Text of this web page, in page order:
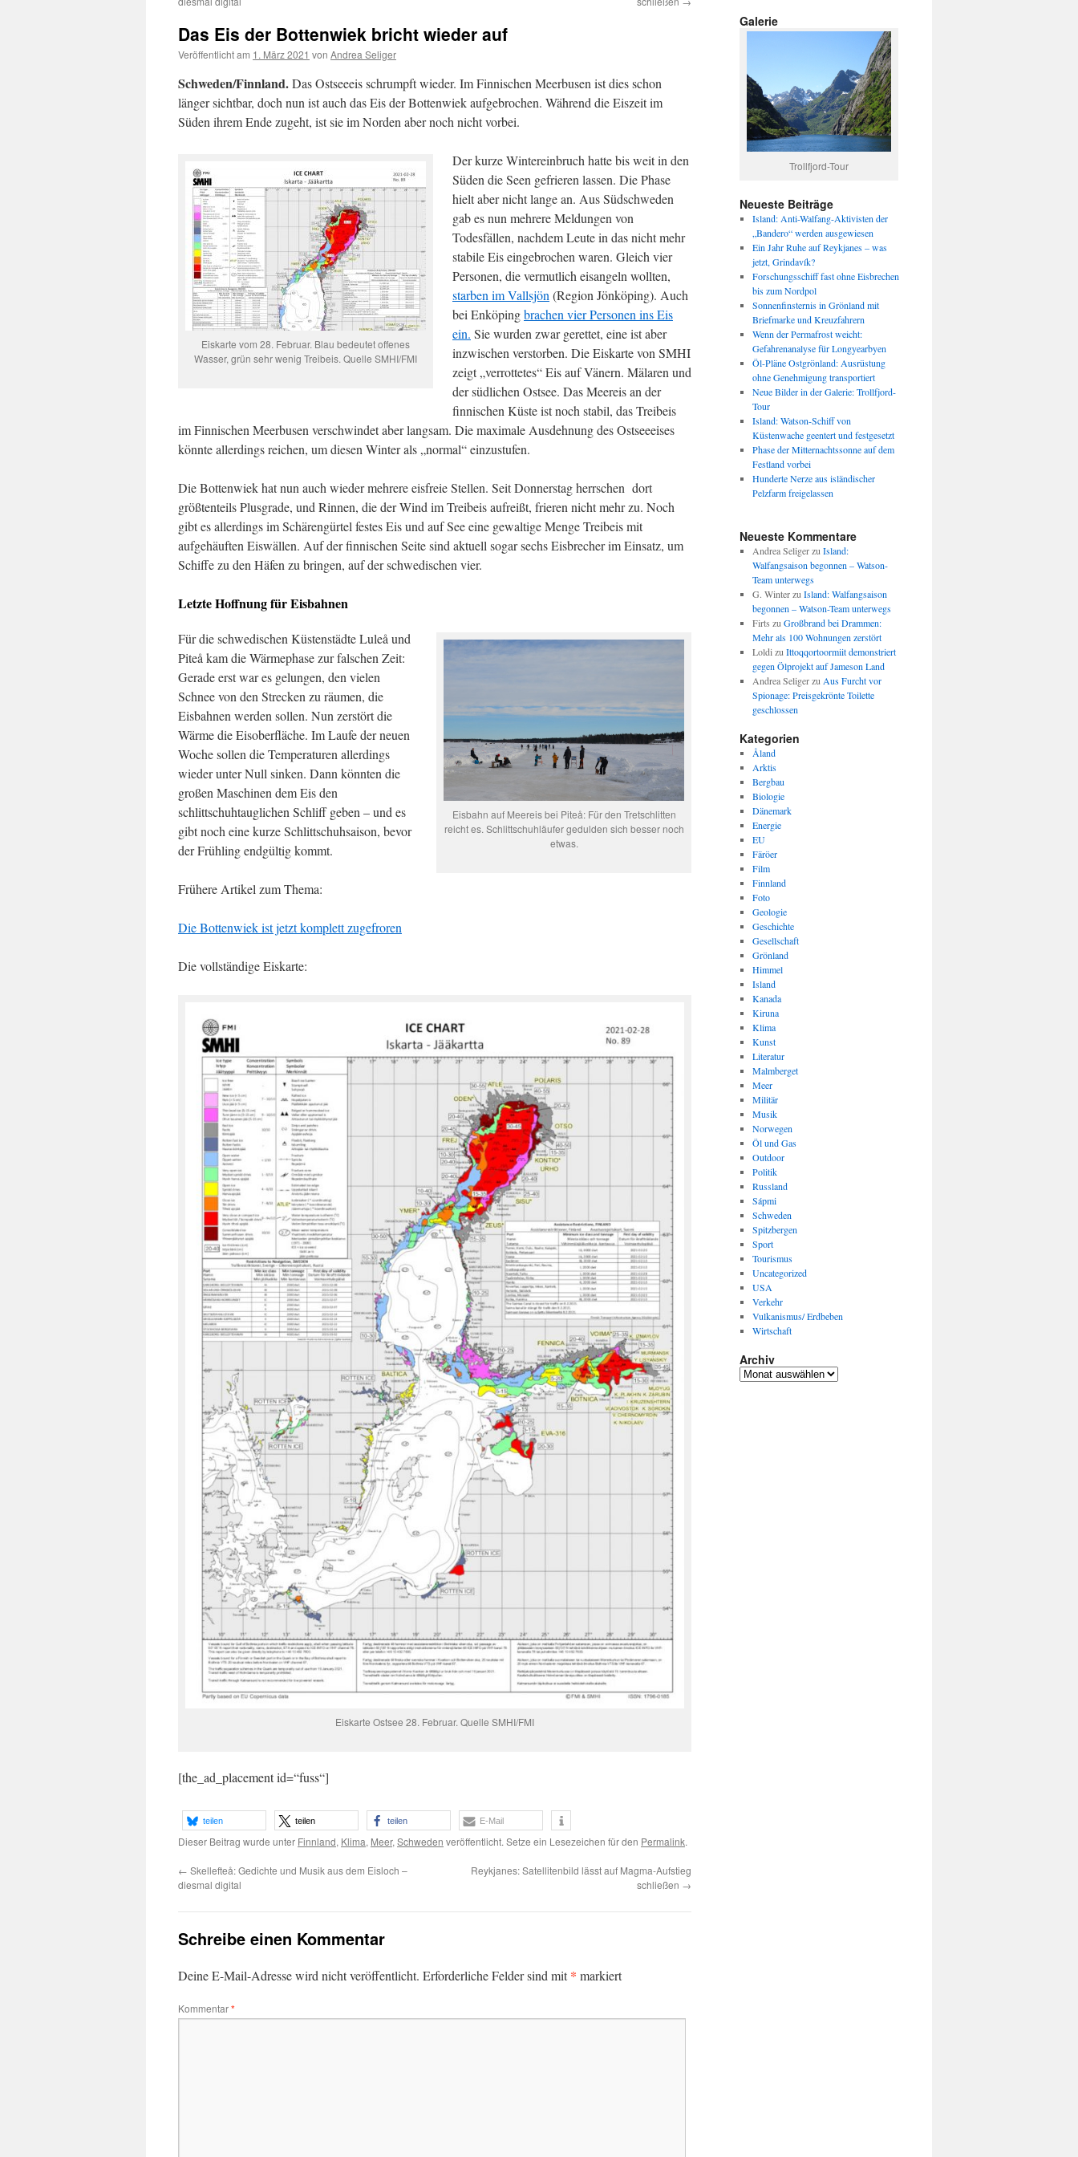
Das Eis der Bottenwiek bricht wieder auf
Veröffentlicht am 1. März 2021 von Andrea Seliger
Schweden/Finnland.Das Ostseeeis schrumpft wieder. Im Finnischen Meerbusen ist dies schon
länger sichtbar, doch nun ist auch das Eis der Bottenwiek aufgebrochen. Während die Eiszeit im
Süden ihrem Ende zugeht, ist sie im Norden aber noch nicht vorbei.
Eiskarte vom 28. Februar. Blau bedeutet offenes
Wasser, grün sehr wenig Treibeis. Quelle SMHI/FMI
Der kurze Wintereinbruch hatte bis weit in den
Süden die Seen gefrieren lassen. Die Phase
hielt aber nicht lange an. Aus Südschweden
gab es nun mehrere Meldungen von
Todesfällen, nachdem Leute in das nicht mehr
stabile Eis eingebrochen waren. Gleich vier
Personen, die vermutlich eisangeln wollten,
starben im Vallsjön (Region Jönköping). Auch
bei Enköpingbrachen vier Personen ins Eis
ein. Sie wurden zwar gerettet, eine ist aber
inzwischen verstorben. Die Eiskarte von SMHI
zeigt „verrottetes“ Eis auf Vänern. Mälaren und
der südlichen Ostsee. Das Meereis an der
finnischen Küste ist noch stabil, das Treibeis
im Finnischen Meerbusen verschwindet aber langsam. Die maximale Ausdehnung des Ostseeeises
könnte allerdings reichen, um diesen Winter als „normal“ einzustufen.
Die Bottenwiek hat nun auch wieder mehrere eisfreie Stellen. Seit Donnerstag herrschen dort
größtenteils Plusgrade, und Rinnen, die der Wind im Treibeis aufreißt, frieren nicht mehr zu. Noch
gibt es allerdings im Schärengürtel festes Eis und auf See eine gewaltige Menge Treibeis mit
aufgehäuften Eiswällen. Auf der finnischen Seite sind aktuell sogar sechs Eisbrecher im Einsatz, um
Schiffe zu den Häfen zu bringen, auf der schwedischen vier.
Letzte Hoffnung für Eisbahnen
Eisbahn auf Meereis bei Piteå: Für den Tretschlitten
reicht es. Schlittschuhläufer gedulden sich besser noch
etwas.
Für die schwedischen Küstenstädte Luleå und
Piteå kam die Wärmephase zur falschen Zeit:
Gerade erst war es gelungen, den vielen
Schnee von den Strecken zu räumen, die
Eisbahnen werden sollen. Nun zerstört die
Wärme die Eisoberfläche. Im Laufe der neuen
Woche sollen die Temperaturen allerdings
wieder unter Null sinken. Dann könnten die
großen Maschinen dem Eis den
schlittschuhtauglichen Schliff geben – und es
gibt noch eine kurze Schlittschuhsaison, bevor
der Frühling endgültig kommt.
Frühere Artikel zum Thema:
Die Bottenwiek ist jetzt komplett zugefroren
Die vollständige Eiskarte:
Eiskarte Ostsee 28. Februar. Quelle SMHI/FMI
[the_ad_placement id=“fuss“]
teilen teilen teilen E-Mail
Dieser Beitrag wurde unter Finnland, Klima, Meer, Schweden veröffentlicht. Setze ein Lesezeichen für den Permalink.
← Skellefteå: Gedichte und Musik aus dem Eisloch –
diesmal digital
Reykjanes: Satellitenbild lässt auf Magma-Aufstieg
schließen →
Schreibe einen Kommentar
Deine E-Mail-Adresse wird nicht veröffentlicht. Erforderliche Felder sind mit* markiert
Kommentar*
Galerie
Trollfjord-Tour
Neueste Beiträge
Island: Anti-Walfang-Aktivisten der
„Bandero“ werden ausgewiesen
Ein Jahr Ruhe auf Reykjanes – was
jetzt, Grindavík?
Forschungsschiff fast ohne Eisbrechen
bis zum Nordpol
Sonnenfinsternis in Grönland mit
Briefmarke und Kreuzfahrern
Wenn der Permafrost weicht:
Gefahrenanalyse für Longyearbyen
Öl-Pläne Ostgrönland: Ausrüstung
ohne Genehmigung transportiert
Neue Bilder in der Galerie: Trollfjord-
Tour
Island: Watson-Schiff von
Küstenwache geentert und festgesetzt
Phase der Mitternachtssonne auf dem
Festland vorbei
Hunderte Nerze aus isländischer
Pelzfarm freigelassen
Neueste Kommentare
Andrea Seligerzu Island:
Walfangsaison begonnen – Watson-
Team unterwegs
G. Winterzu Island: Walfangsaison
begonnen – Watson-Team unterwegs
Firts zu Großbrand bei Drammen:
Mehr als 100 Wohnungen zerstört
Loldi zu Ittoqqortoormiit demonstriert
gegen Ölprojekt auf Jameson Land
Andrea Seligerzu Aus Furcht vor
Spionage: Preisgekrönte Toilette
geschlossen
Kategorien
Åland
Arktis
Bergbau
Biologie
Dänemark
Energie
EU
Färöer
Film
Finnland
Foto
Geologie
Geschichte
Gesellschaft
Grönland
Himmel
Island
Kanada
Kiruna
Klima
Kunst
Literatur
Malmberget
Meer
Militär
Musik
Norwegen
Öl und Gas
Outdoor
Politik
Russland
Sápmi
Schweden
Spitzbergen
Sport
Tourismus
Uncategorized
USA
Verkehr
Vulkanismus/ Erdbeben
Wirtschaft
Archiv
Archiv